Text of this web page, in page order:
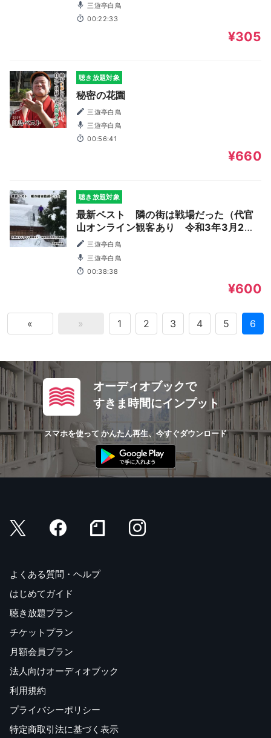
三遊亭白鳥
00:22:33
¥305
聴き放題対象
秘密の花園
三遊亭白鳥
三遊亭白鳥
00:56:41
¥660
聴き放題対象
最新ベスト 隣の街は戦場だった（代官
山オンライン観客あり 令和3年3月2日
収録）
三遊亭白鳥
三遊亭白鳥
00:38:38
¥600
« » 1 2 3 4 5 6
オーディオブックで
すきま時間にインプット
スマホを使って かんたん再生、今すぐダウンロード
よくある質問・ヘルプ
はじめてガイド
聴き放題プラン
チケットプラン
月額会員プラン
法人向けオーディオブック
利用規約
プライバシーポリシー
特定商取引法に基づく表示